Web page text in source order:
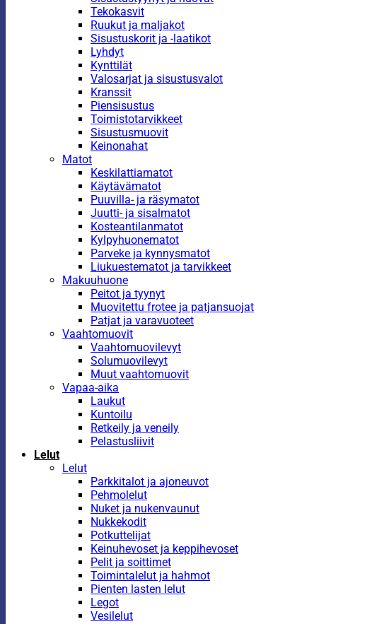
Tekokasvit
Ruukut ja maljakot
Sisustuskorit ja -laatikot
Lyhdyt
Kynttilät
Valosarjat ja sisustusvalot
Kranssit
Piensisustus
Toimistotarvikkeet
Sisustusmuovit
Keinonahat
Matot
Keskilattiamatot
Käytävämatot
Puuvilla- ja räsymatot
Juutti- ja sisalmatot
Kosteantilanmatot
Kylpyhuonematot
Parveke ja kynnysmatot
Liukuestematot ja tarvikkeet
Makuuhuone
Peitot ja tyynyt
Muovitettu frotee ja patjansuojat
Patjat ja varavuoteet
Vaahtomuovit
Vaahtomuovilevyt
Solumuovilevyt
Muut vaahtomuovit
Vapaa-aika
Laukut
Kuntoilu
Retkeily ja veneily
Pelastusliivit
Lelut
Lelut
Parkkitalot ja ajoneuvot
Pehmolelut
Nuket ja nukenvaunut
Nukkekodit
Potkuttelijat
Keinuhevoset ja keppihevoset
Pelit ja soittimet
Toimintalelut ja hahmot
Pienten lasten lelut
Legot
Vesilelut